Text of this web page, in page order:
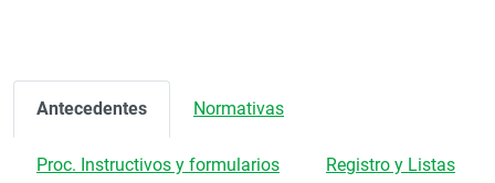
Antecedentes Normativas
Proc. Instructivos y formularios Registro y Listas